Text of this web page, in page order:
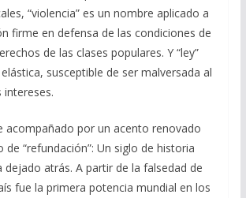
“violencia” es un nombre aplicado a
firme en defensa de las condiciones de
de las clases populares. Y “ley”
susceptible de ser malversada al
intereses.
acompañado por un acento renovado
“refundación”: Un siglo de historia
dejado atrás. A partir de la falsedad de
fue la primera potencia mundial en los